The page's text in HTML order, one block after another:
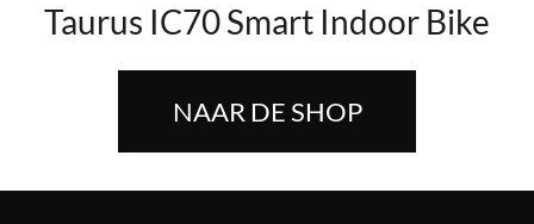
Taurus IC70 Smart Indoor Bike
NAAR DE SHOP